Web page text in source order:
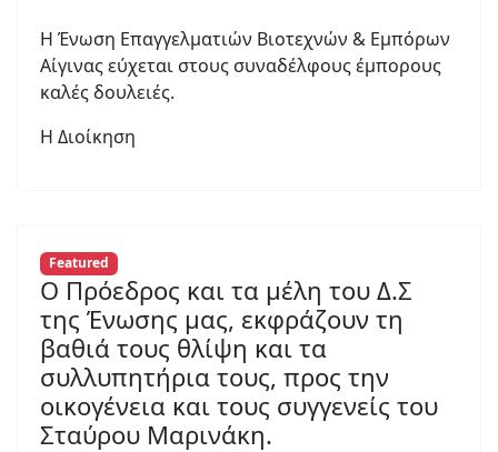
Η Ένωση Επαγγελματιών Βιοτεχνών & Εμπόρων
Αίγινας εύχεται στους συναδέλφους έμπορους
καλές δουλειές.
Η Διοίκηση
Featured
Ο Πρόεδρος και τα μέλη του Δ.Σ
της Ένωσης μας, εκφράζουν τη
βαθιά τους θλίψη και τα
συλλυπητήρια τους, προς την
οικογένεια και τους συγγενείς του
Σταύρου Μαρινάκη.